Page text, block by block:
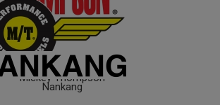
Mickey Thompson
Nankang